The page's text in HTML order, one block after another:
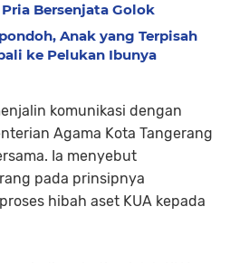
Bersenjata Golok
Anak yang Terpisah
ke Pelukan Ibunya
komunikasi dengan
Agama Kota Tangerang
Ia menyebut
pada prinsipnya
hibah aset KUA kepada